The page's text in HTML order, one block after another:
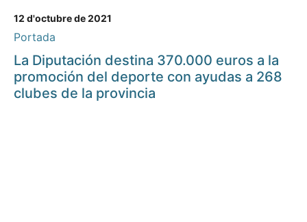
12 d'octubre de 2021
Portada
La Diputación destina 370.000 euros a la
promoción del deporte con ayudas a 268
clubes de la provincia